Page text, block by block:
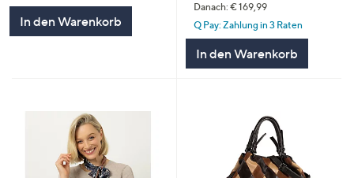
In den Warenkorb
Danach: € 169,99
Q Pay: Zahlung in 3 Raten
In den Warenkorb